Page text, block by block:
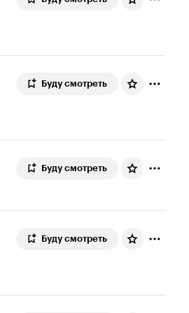
Буду смотреть
Буду смотреть
Буду смотреть